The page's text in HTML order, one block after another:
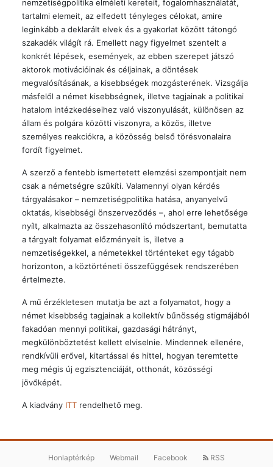
nemzetiségpolitika elméleti kereteit, fogalomhasználatát,
tartalmi elemeit, az elfedett tényleges célokat, amire
leginkább a deklarált elvek és a gyakorlat között tátongó
szakadék világít rá. Emellett nagy figyelmet szentelt a
konkrét lépések, események, az ebben szerepet játszó
aktorok motivációinak és céljainak, a döntések
megvalósításának, a kisebbségek mozgásterének. Vizsgálja
másfelől a német kisebbségnek, illetve tagjainak a politikai
hatalom intézkedéseihez való viszonyulását, különösen az
állam és polgára közötti viszonyra, a közös, illetve
személyes reakciókra, a közösség belső törésvonalaira
fordít figyelmet.
A szerző a fentebb ismertetett elemzési szempontjait nem
csak a németségre szűkíti. Valamennyi olyan kérdés
tárgyalásakor – nemzetiségpolitika hatása, anyanyelvű
oktatás, kisebbségi önszerveződés –, ahol erre lehetősége
nyílt, alkalmazta az összehasonlító módszertant, bemutatta
a tárgyalt folyamat előzményeit is, illetve a
nemzetiségekkel, a németekkel történteket egy tágabb
horizonton, a köztörténeti összefüggések rendszerében
értelmezte.
A mű érzékletesen mutatja be azt a folyamatot, hogy a
német kisebbség tagjainak a kollektív bűnösség stigmájából
fakadóan mennyi politikai, gazdasági hátrányt,
megkülönböztetést kellett elviselnie. Mindennek ellenére,
rendkívüli erővel, kitartással és hittel, hogyan teremtette
meg mégis új egzisztenciáját, otthonát, közösségi
jövőképét.
A kiadvány ITTrendelhető meg.
Honlaptérkép Webmail Facebook RSS